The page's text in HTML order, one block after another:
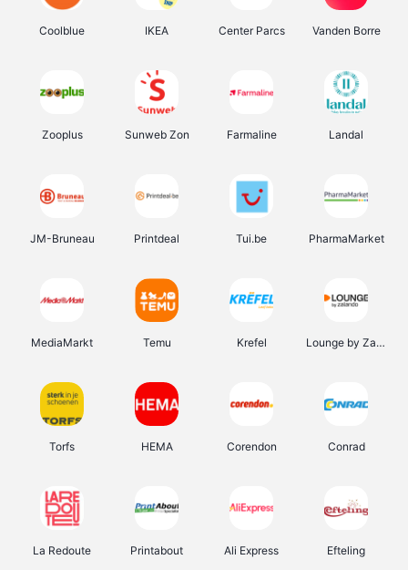
Coolblue IKEA Center Parcs Vanden Borre
Zooplus Sunweb Zon Farmaline Landal
JM-Bruneau Printdeal Tui.be PharmaMarket
MediaMarkt Temu Krefel Lounge by Zalando
Torfs HEMA Corendon Conrad
La Redoute Printabout Ali Express Efteling